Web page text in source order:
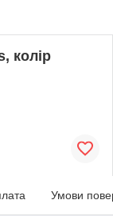
колір
Умови